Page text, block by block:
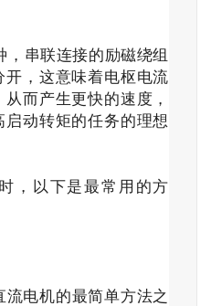
，串联连接的励磁绕组
，这意味着电枢电流
而产生更快的速度，
动转矩的任务的理想
，以下是最常用的方
电机的最简单方法之